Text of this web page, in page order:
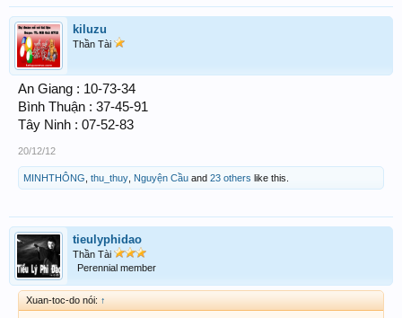
kiluzu
Thần Tài
An Giang : 10-73-34
Bình Thuận : 37-45-91
Tây Ninh : 07-52-83
20/12/12
MINHTHÔNG thu_thuy Nguyện Cầu and 23 others like this.
tieulyphidao
Thần Tài
Perennial member
Xuan-toc-do nói: ↑